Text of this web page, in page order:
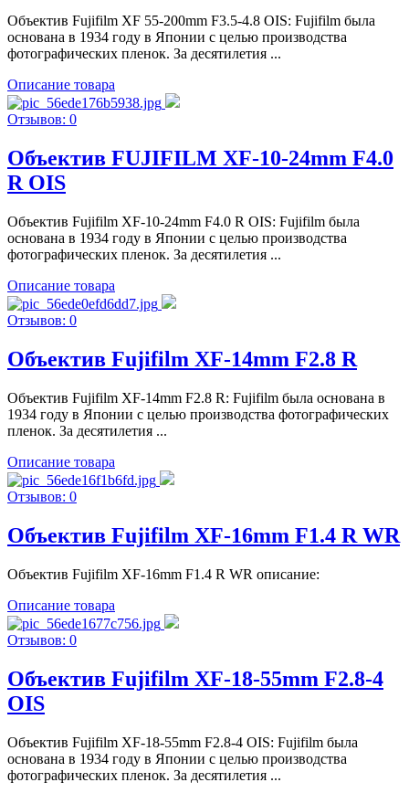
Объектив Fujifilm XF 55-200mm F3.5-4.8 OIS: Fujifilm была
основана в 1934 году в Японии с целью производства
фотографических пленок. За десятилетия ...
Описание товара
Отзывов: 0
Объектив FUJIFILM XF-10-24mm F4.0
R OIS
Объектив Fujifilm XF-10-24mm F4.0 R OIS: Fujifilm была
основана в 1934 году в Японии с целью производства
фотографических пленок. За десятилетия ...
Описание товара
Отзывов: 0
Объектив Fujifilm XF-14mm F2.8 R
Объектив Fujifilm XF-14mm F2.8 R: Fujifilm была основана в
1934 году в Японии с целью производства фотографических
пленок. За десятилетия ...
Описание товара
Отзывов: 0
Объектив Fujifilm XF-16mm F1.4 R WR
Объектив Fujifilm XF-16mm F1.4 R WR описание:
Описание товара
Отзывов: 0
Объектив Fujifilm XF-18-55mm F2.8-4
OIS
Объектив Fujifilm XF-18-55mm F2.8-4 OIS: Fujifilm была
основана в 1934 году в Японии с целью производства
фотографических пленок. За десятилетия ...